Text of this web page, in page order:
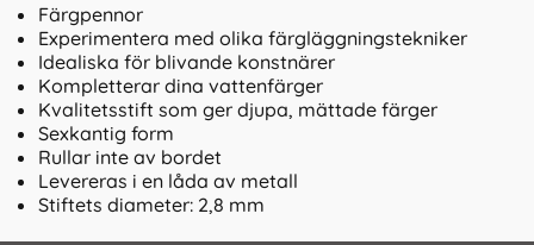
Färgpennor
Experimentera med olika färgläggningstekniker
Idealiska för blivande konstnärer
Kompletterar dina vattenfärger
Kvalitetsstift som ger djupa, mättade färger
Sexkantig form
Rullar inte av bordet
Levereras i en låda av metall
Stiftets diameter: 2,8 mm